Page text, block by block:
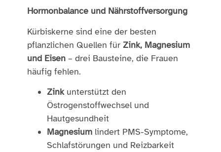
Hormonbalance und Nährstoffversorgung
Kürbiskerne sind eine der besten
pflanzlichen Quellen für Zink, Magnesium
und Eisen – drei Bausteine, die Frauen
häufig fehlen.
Zinkunterstützt den
Östrogenstoffwechsel und
Hautgesundheit
Magnesium lindert PMS-Symptome,
Schlafstörungen und Reizbarkeit